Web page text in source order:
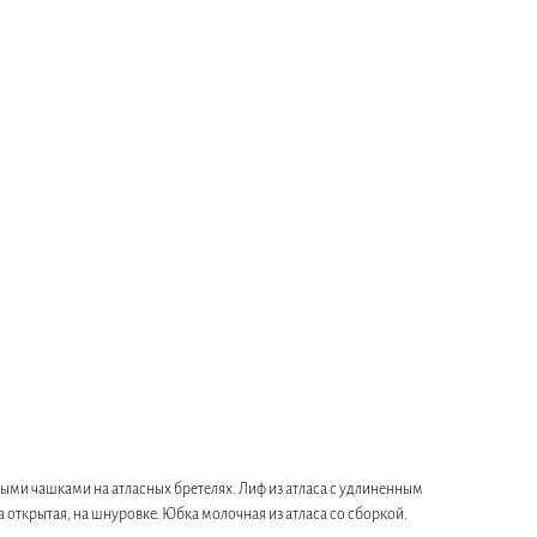
чашками на атласных бретелях. Лиф из атласа с удлиненным
на шнуровке. Юбка молочная из атласа со сборкой.